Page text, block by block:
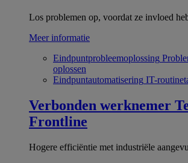
Los problemen op, voordat ze invloed
Meer informatie
Eindpuntprobleemoplossing
oplossen
Eindpuntautomatisering IT-
Verbonden werknemer
Frontline
Hogere efficiëntie met industriële